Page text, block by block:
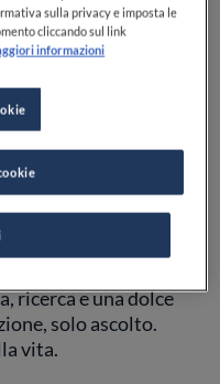
tra
tra orti sommersi e
ha piantato se
cucina che è terra,
libertà.
ricerca e una dolce
solo ascolto.
vita.
sulla privacy e imposta le
cliccando sul link
informazioni